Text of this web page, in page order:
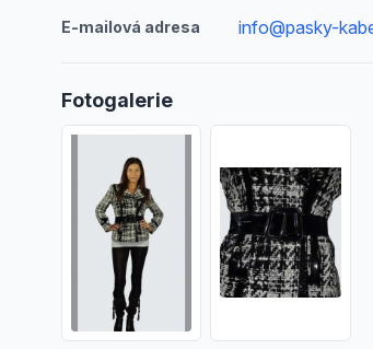
E-mailová adresa info@pasky-
Fotogalerie